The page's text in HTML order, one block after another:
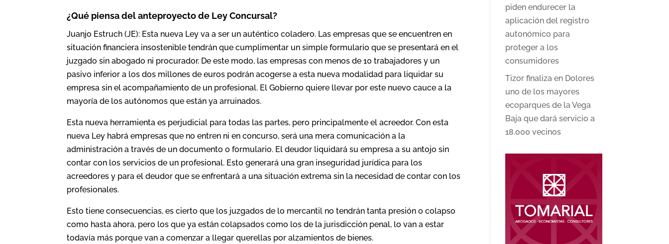
¿Qué piensa del anteproyecto de Ley Concursal?
Juanjo Estruch (JE): Esta nueva Ley va a ser un auténtico coladero. Las empresas que se encuentren en
situación financiera insostenible tendrán que cumplimentar un simple formulario que se presentará en el
juzgado sin abogado ni procurador. De este modo, las empresas con menos de 10 trabajadores y un
pasivo inferior a los dos millones de euros podrán acogerse a esta nueva modalidad para liquidar su
empresa sin el acompañamiento de un profesional. El Gobierno quiere llevar por este nuevo cauce a la
mayoría de los autónomos que están ya arruinados.
Esta nueva herramienta es perjudicial para todas las partes, pero principalmente el acreedor. Con esta
nueva Ley habrá empresas que no entren ni en concurso, será una mera comunicación a la
administración a través de un documento o formulario. El deudor liquidará su empresa a su antojo sin
contar con los servicios de un profesional. Esto generará una gran inseguridad jurídica para los
acreedores y para el deudor que se enfrentará a una situación extrema sin la necesidad de contar con los
profesionales.
Esto tiene consecuencias, es cierto que los juzgados de lo mercantil no tendrán tanta presión o colapso
como hasta ahora, pero los que ya están colapsados como los de la jurisdicción penal, lo van a estar
todavía más porque van a comenzar a llegar querellas por alzamientos de bienes.
piden endurecer la
aplicación del registro
autonómico para
proteger a los
consumidores
Tizor finaliza en Dolores
uno de los mayores
ecoparques de la Vega
Baja que dará servicio a
18.000 vecinos